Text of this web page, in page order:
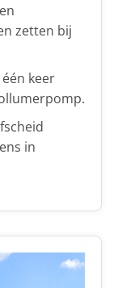
zetten bij
keer
in